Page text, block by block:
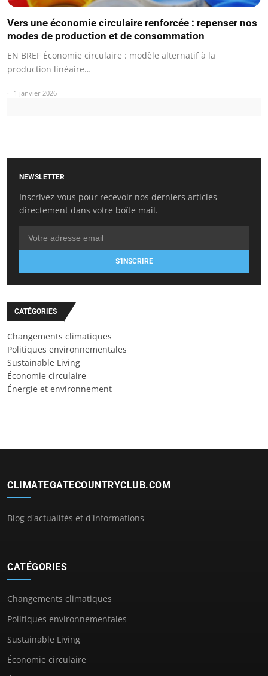
Vers une économie circulaire renforcée : repenser nos
modes de production et de consommation
EN BREF Économie circulaire : modèle alternatif à la
production linéaire…
1 janvier 2026
NEWSLETTER
Inscrivez-vous pour recevoir nos derniers articles
directement dans votre boîte mail.
S'INSCRIRE
CATÉGORIES
Changements climatiques
Politiques environnementales
Sustainable Living
Économie circulaire
Énergie et environnement
CLIMATEGATECOUNTRYCLUB.COM
Blog d'actualités et d'informations
CATÉGORIES
Changements climatiques
Politiques environnementales
Sustainable Living
Économie circulaire